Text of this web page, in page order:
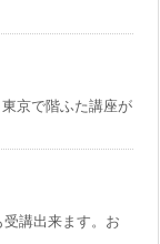
京で階ふた講座が
受講出来ます。お